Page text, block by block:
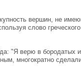
вершин, не
слово
"Я верю в
многократно